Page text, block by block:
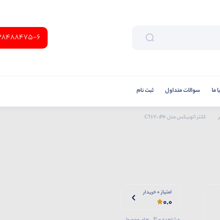
6
ما سوالات متداول ثبت نام
کانتر آتونیکس مدل CT6Y-1P4
امتیاز 0 خریدار
0.0